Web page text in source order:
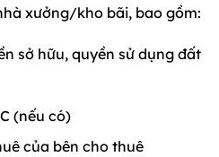
xưởng/kho bãi, bao gồm:
sở hữu, quyền sử dụng đất
(nếu có)
của bên cho thuê